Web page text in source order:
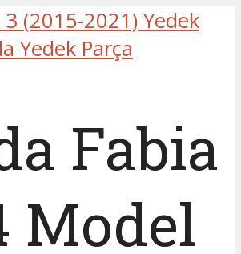
3 (2015-2021) Yedek
Yedek Parça
Fabia
Model